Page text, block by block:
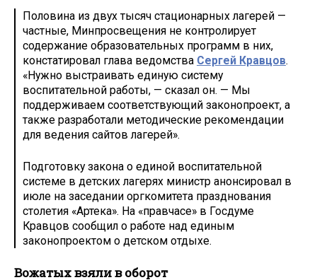
Половина из двух тысяч стационарных лагерей —
частные, Минпросвещения не контролирует
содержание образовательных программ в них,
констатировал глава ведомства Сергей Кравцов.
«Нужно выстраивать единую систему
воспитательной работы, — сказал он. — Мы
поддерживаем соответствующий законопроект, а
также разработали методические рекомендации
для ведения сайтов лагерей».
Подготовку закона о единой воспитательной
системе в детских лагерях министр анонсировал в
июле на заседании оргкомитета празднования
столетия «Артека». На «правчасе» в Госдуме
Кравцов сообщил о работе над единым
законопроектом о детском отдыхе.
Вожатых взяли в оборот